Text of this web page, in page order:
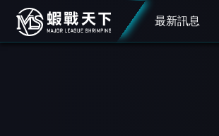
最新訊息